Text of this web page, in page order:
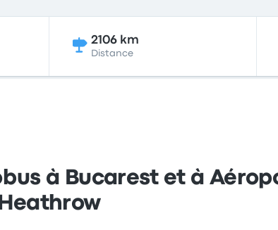
2106 km
Distance
à Bucarest et à
Heathrow